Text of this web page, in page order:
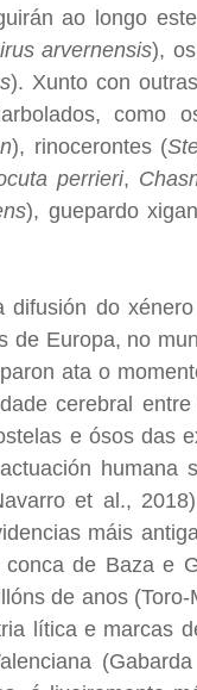
ao longo
arvernensis),
). Xunto con
como
), rinocerontes (
perrieri,
), guepardo
do
Europa, no
ata o
cerebral
e ósos das
humana
et al.,
máis
de Baza e
de anos
lítica e marcas